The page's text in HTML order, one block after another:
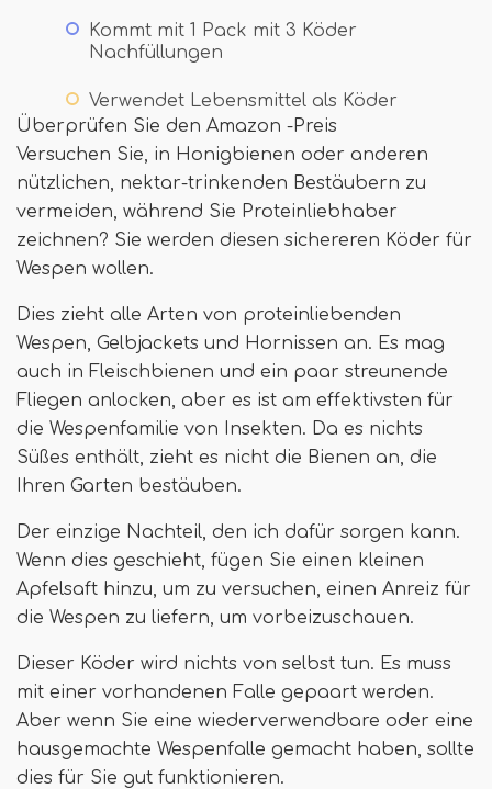
Kommt mit 1 Pack mit 3 Köder
Nachfüllungen
Verwendet Lebensmittel als Köder
Überprüfen Sie den Amazon -Preis
Versuchen Sie, in Honigbienen oder anderen
nützlichen, nektar-trinkenden Bestäubern zu
vermeiden, während Sie Proteinliebhaber
zeichnen? Sie werden diesen sichereren Köder für
Wespen wollen.
Dies zieht alle Arten von proteinliebenden
Wespen, Gelbjackets und Hornissen an. Es mag
auch in Fleischbienen und ein paar streunende
Fliegen anlocken, aber es ist am effektivsten für
die Wespenfamilie von Insekten. Da es nichts
Süßes enthält, zieht es nicht die Bienen an, die
Ihren Garten bestäuben.
Der einzige Nachteil, den ich dafür sorgen kann.
Wenn dies geschieht, fügen Sie einen kleinen
Apfelsaft hinzu, um zu versuchen, einen Anreiz für
die Wespen zu liefern, um vorbeizuschauen.
Dieser Köder wird nichts von selbst tun. Es muss
mit einer vorhandenen Falle gepaart werden.
Aber wenn Sie eine wiederverwendbare oder eine
hausgemachte Wespenfalle gemacht haben, sollte
dies für Sie gut funktionieren.